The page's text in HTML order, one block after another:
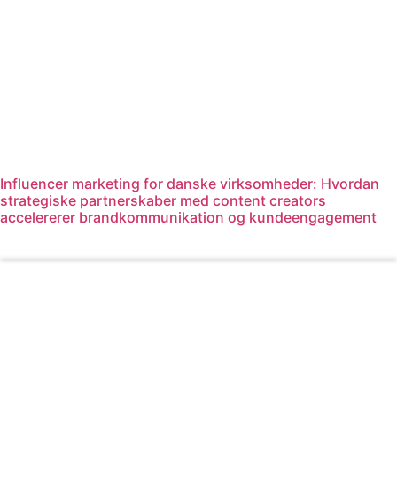
Influencer marketing for danske virksomheder: Hvordan
strategiske partnerskaber med content creators
accelererer brandkommunikation og kundeengagement